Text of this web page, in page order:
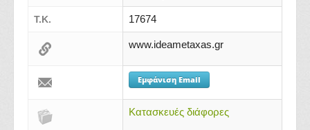
Τ.Κ. 17674
www.ideametaxas.gr
Εμφάνιση Email
Κατασκευές διάφορες